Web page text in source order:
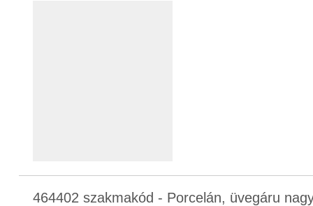
464402 szakmakód - Porcelán, üvegáru